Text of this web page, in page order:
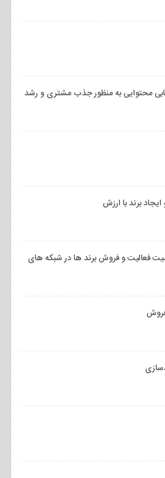
محتوایی به منظور جذب مشتری و رشد
برند با ارزش
فعالیت و فروش برند ها در شبکه های
فروش